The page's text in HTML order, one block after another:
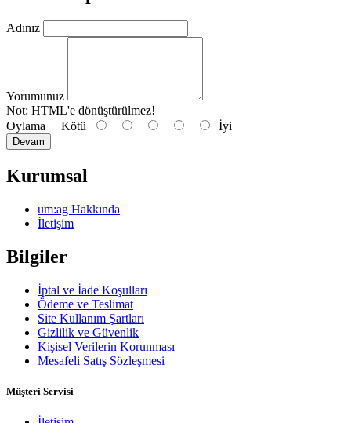
Adınız
Yorumunuz
Not: HTML'e dönüştürülmez!
Oylama Kötü İyi
Devam
Kurumsal
um:ag Hakkında
İletişim
Bilgiler
İptal ve İade Koşulları
Ödeme ve Teslimat
Site Kullanım Şartları
Gizlilik ve Güvenlik
Kişisel Verilerin Korunması
Mesafeli Satış Sözleşmesi
Müşteri Servisi